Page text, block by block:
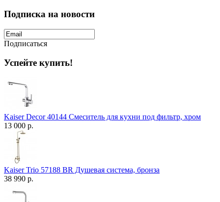
Подписка на новости
Подписаться
Успейте купить!
Kaiser Decor 40144 Смеситель для кухни под фильтр, хром
13 000 р.
Kaiser Trio 57188 BR Душевая система, бронза
38 990 р.